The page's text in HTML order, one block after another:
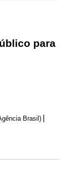
para
Brasil)